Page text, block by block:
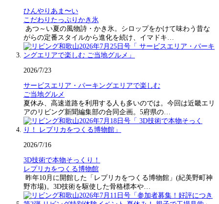
ひんやりあま〜い
こだわりたっぷりかき氷
あつ～い夏の風物詩・かき氷。シロップをかけて味わう昔な
がらの定番スタイルから進化を続け、イマドキ…
2026/7/23
サービスエリア・パーキングエリアで楽しむ
ご当地グルメ
夏休み、高速道路を利用する人も多いのでは。今回は近畿エリ
アのリビング新聞編集部の合同企画。5府県の…
2026/7/16
3D技術で本物そっくり！
レプリカをつくる博物館
昨年10月に開館した「レプリカをつくる博物館」(紀美野町神
野市場)。3D技術を駆使した骨格標本や…